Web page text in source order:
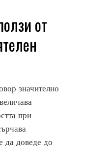
от
значително
при
да доведе до